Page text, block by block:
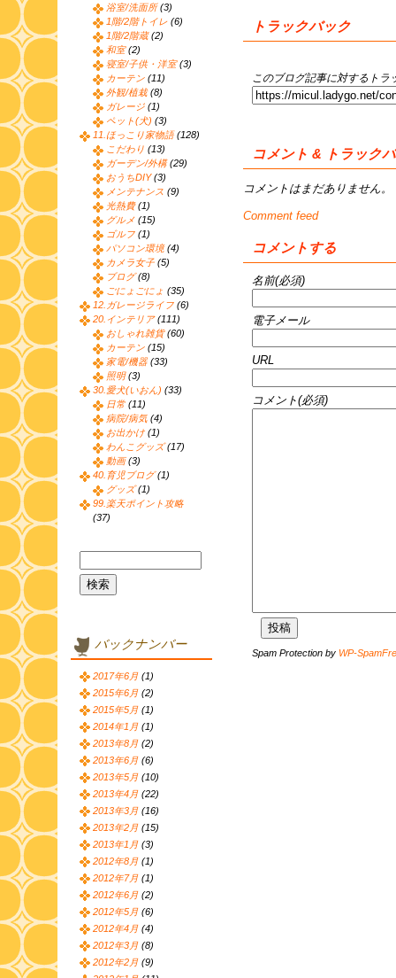
トラックバック
このブログ記事に対するトラ
コメント & トラック
コメントはまだありません。
Comment feed
コメントする
名前(必須)
電子メール
URL
コメント(必須)
Spam Protection by WP-
浴室/洗面所(3)
1階/2階トイレ (6)
1階/2階蔵(2)
和室(2)
寝室/子供・洋室(3)
カーテン (11)
外観/植栽(8)
ガレージ (1)
ペット(犬) (3)
11.ほっこり家物語(128)
こだわり (13)
ガーデン/外構(29)
おうちDIY(3)
メンテナンス (9)
光熱費(1)
グルメ (15)
ゴルフ (1)
パソコン環境(4)
カメラ女子 (5)
ブログ(8)
ごにょごにょ (35)
12.ガレージライフ (6)
20.インテリア(111)
おしゃれ雑貨(60)
カーテン (15)
家電/機器 (33)
照明(3)
30.愛犬(いおん) (33)
日常 (11)
病院/病気 (4)
お出かけ (1)
わんこグッズ(17)
動画(3)
40.育児ブログ(1)
グッズ(1)
99.楽天ポイント攻略
(37)
バックナンバー
2017年6月 (1)
2015年6月 (2)
2015年5月 (1)
2014年1月 (1)
2013年8月 (2)
2013年6月 (6)
2013年5月 (10)
2013年4月 (22)
2013年3月 (16)
2013年2月 (15)
2013年1月 (3)
2012年8月 (1)
2012年7月 (1)
2012年6月 (2)
2012年5月 (6)
2012年4月 (4)
2012年3月 (8)
2012年2月 (9)